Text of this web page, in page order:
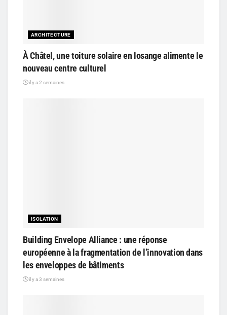
ARCHITECTURE
À Châtel, une toiture solaire en losange alimente le
nouveau centre culturel
il y a 2 semaines
ISOLATION
Building Envelope Alliance : une réponse
européenne à la fragmentation de l’innovation dans
les enveloppes de bâtiments
il y a 3 semaines